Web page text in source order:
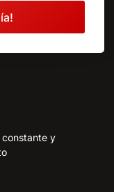
constante y